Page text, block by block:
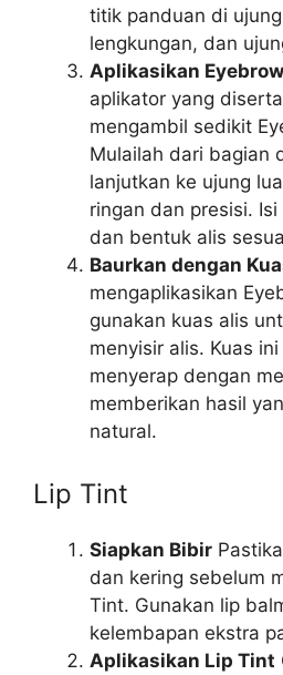
titik panduan di
lengkungan, dan
Aplikasikan
aplikator yang
mengambil sedikit
Mulailah dari bagian
lanjutkan ke ujung
ringan dan presisi.
dan bentuk alis
Baurkan dengan
mengaplikasikan
gunakan kuas alis
menyisir alis. Kuas
menyerap dengan
memberikan hasil
natural.
Lip Tint
Siapkan Bibir
dan kering sebelum
Tint. Gunakan lip
kelembapan ekstra
Aplikasikan Lip Tint